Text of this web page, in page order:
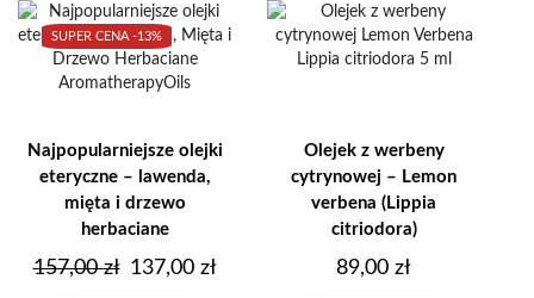
SUPER CENA -13%
Najpopularniejsze olejki
eteryczne – lawenda,
mięta i drzewo
herbaciane
157,00zł Pierwotna
137,00 złAktualna
Olejek z werbeny
cytrynowej – Lemon
verbena (Lippia
citriodora)
89,00 zł